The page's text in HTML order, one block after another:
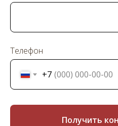
Телефон
+7
Получить